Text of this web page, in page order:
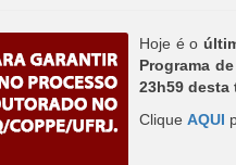
Hoje é o
Programa
23h59 desta
Clique AQUI